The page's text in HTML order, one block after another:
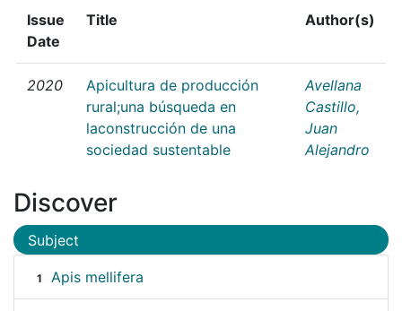
Issue
Date
Title Author(s)
2020
Apicultura de producción
rural;una búsqueda en
laconstrucción de una
sociedad sustentable
Avellana
Castillo,
Juan
Alejandro
Discover
Subject
1 Apis mellifera